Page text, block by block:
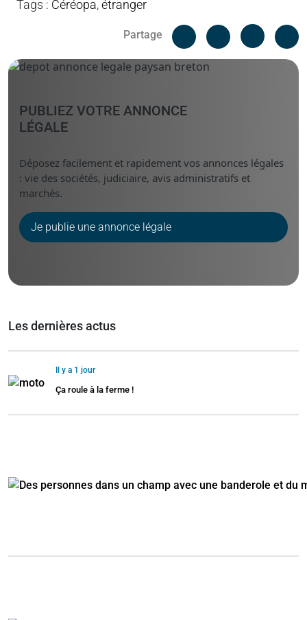
Tags : Céréopa,étranger
Partage
Facebook
Linked
PUBLIEZ VOTRE ANNONCE
LÉGALE
Déposez facilement et rapidement vos annonces légales
: vie des sociétés, judiciaire, avis administratifs et
marchés.
Je publie une annonce légale
Les dernières actus
Il y a 1 jour
Ça roule à la ferme !